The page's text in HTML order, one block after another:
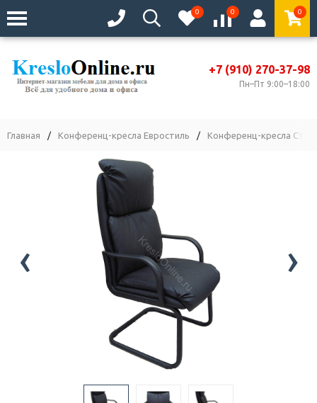
0 0 0
+7 (910) 270-37-98
Пн–Пт 9:00–18:00
Главная / Конференц-кресла Евростиль / Конференц-кресла
‹ ›